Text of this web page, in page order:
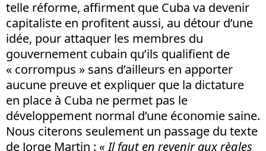
telle réforme, affirment que Cuba va devenir
capitaliste en profitent aussi, au détour d’une
idée, pour attaquer les membres du
gouvernement cubain qu’ils qualifient de
« corrompus » sans d’ailleurs en apporter
aucune preuve et expliquer que la dictature
en place à Cuba ne permet pas le
développement normal d’une économie saine.
Nous citerons seulement un passage du texte
de Jorge Martin : « Il faut en revenir aux règles